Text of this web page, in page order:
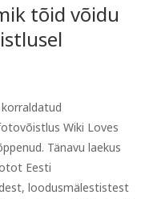
tõid võidu
Wiki Loves
Tänavu laekus
Eesti
loodusmälestistest